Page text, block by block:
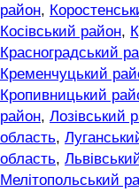
район,
Косівський район,
Красноградський
Кременчуцький
Кропивницький
район, Лозівський
область,
область,
Мелітопольський